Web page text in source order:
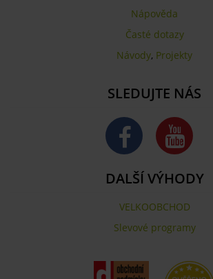
Nápověda
Časté dotazy
Návody, Projekty
SLEDUJTE NÁS
DALŠÍ VÝHODY
VELKOOBCHOD
Slevové programy